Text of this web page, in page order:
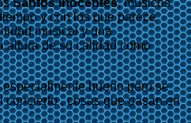
Santos Inocentes, músicos
y con los que parece
musical y una
altura de su calidad como
bueno pero se
, cosas que pasan en